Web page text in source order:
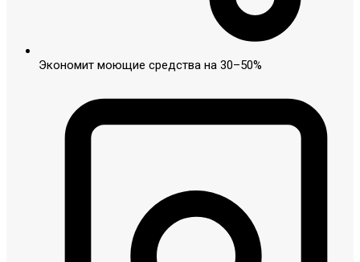
Экономит моющие средства на 30–50%